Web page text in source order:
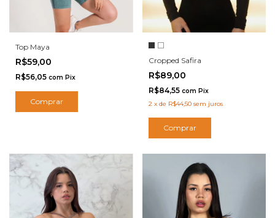
Top Maya
R$59,00
R$56,05 com Pix
Comprar
Cropped Safira
R$89,00
R$84,55 com Pix
2 x de R$44,50 sem juros
Comprar